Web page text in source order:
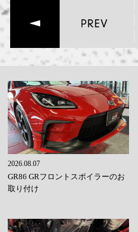
2026.08.07
GR86 GRフロントスポイラーのお
取り付け